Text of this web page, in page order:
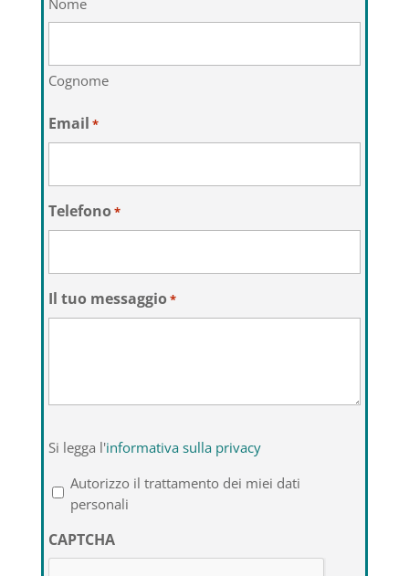
Nome
Cognome
Email *
Telefono*
Il tuo messaggio*
legga
l'informativa
sulla
privacy
*
Si legga l'informativa sulla privacy
Autorizzo il trattamento dei miei dati
personali
CAPTCHA